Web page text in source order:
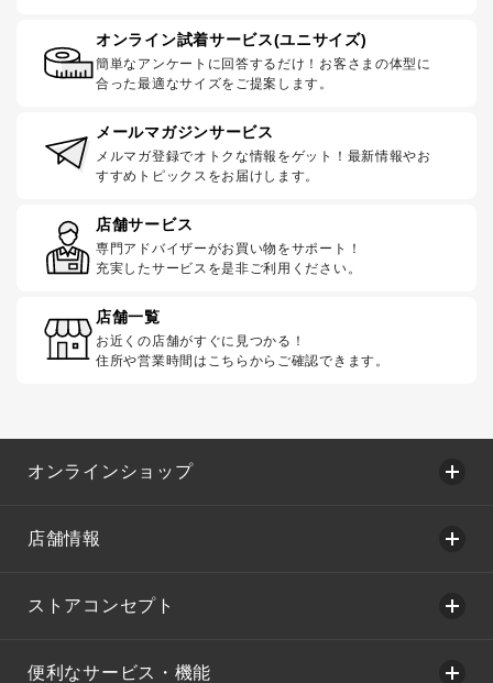
オンライン試着サービス(ユニサイズ)
簡単なアンケートに回答するだけ！お客さまの体型に
合った最適なサイズをご提案します。
メールマガジンサービス
メルマガ登録でオトクな情報をゲット！最新情報やお
すすめトピックスをお届けします。
店舗サービス
専門アドバイザーがお買い物をサポート！
充実したサービスを是非ご利用ください。
店舗一覧
お近くの店舗がすぐに見つかる！
住所や営業時間はこちらからご確認できます。
オンラインショップ
店舗情報
ストアコンセプト
便利なサービス・機能